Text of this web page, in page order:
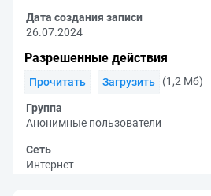
Дата создания записи
26.07.2024
Разрешенные действия
Прочитать Загрузить (1,2 Мб)
Группа
Анонимные пользователи
Сеть
Интернет